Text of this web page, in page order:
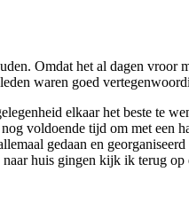
Omdat het al dagen
waren goed
elkaar het beste te
voldoende tijd om met
gedaan en
huis gingen kijk ik terug